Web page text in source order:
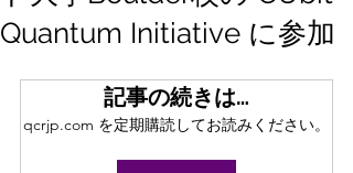
Quantum Initiative に参加
記事の続きは…
qcrjp.com を定期購読してお読みください。